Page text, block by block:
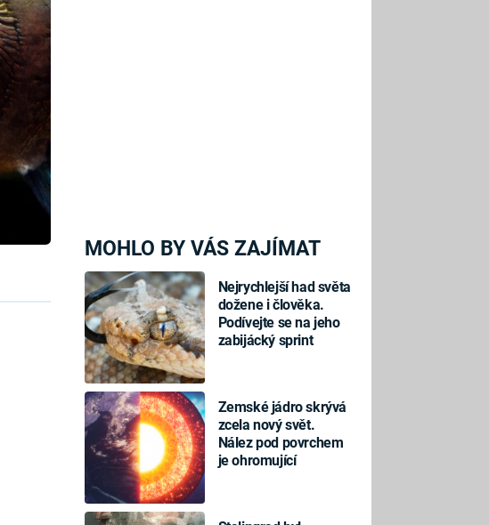
MOHLO BY VÁS ZAJÍMAT
Nejrychlejší had světa
dožene i člověka.
Podívejte se na jeho
zabijácký sprint
Zemské jádro skrývá
zcela nový svět.
Nález pod povrchem
je ohromující